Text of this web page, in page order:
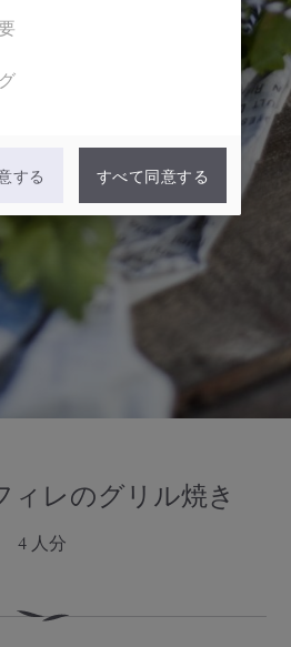
する すべて同意する
ィレのグリル焼き
4 人分